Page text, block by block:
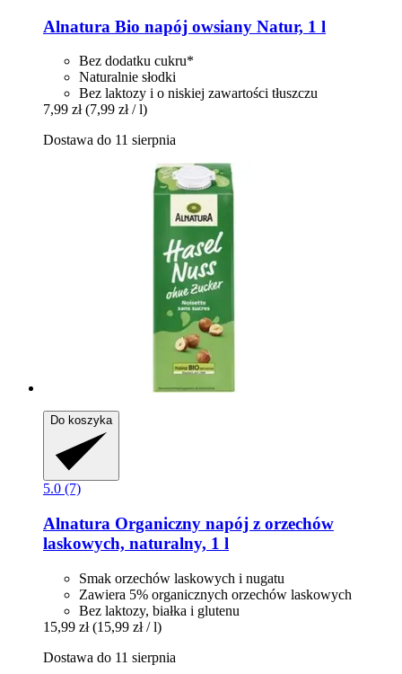
Alnatura Bio napój owsiany Natur, 1 l
Bez dodatku cukru*
Naturalnie słodki
Bez laktozy i o niskiej zawartości tłuszczu
7,99 zł (7,99 zł / l)
Dostawa do 11 sierpnia
Do koszyka
5.0 (7)
Alnatura Organiczny napój z orzechów
laskowych, naturalny, 1 l
Smak orzechów laskowych i nugatu
Zawiera 5% organicznych orzechów laskowych
Bez laktozy, białka i glutenu
15,99 zł (15,99 zł / l)
Dostawa do 11 sierpnia